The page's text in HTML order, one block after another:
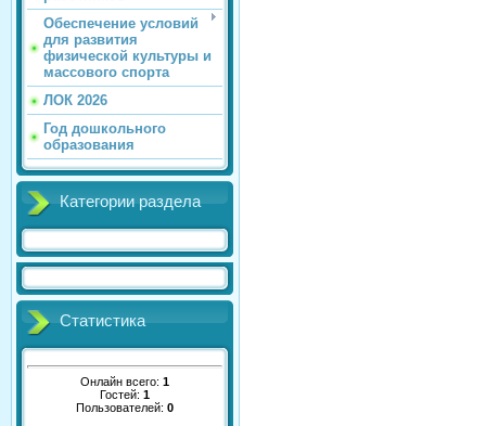
Обеспечение условий
для развития
физической культуры и
массового спорта
ЛОК 2026
Год дошкольного
образования
Категории раздела
Статистика
Онлайн всего: 1
Гостей: 1
Пользователей: 0